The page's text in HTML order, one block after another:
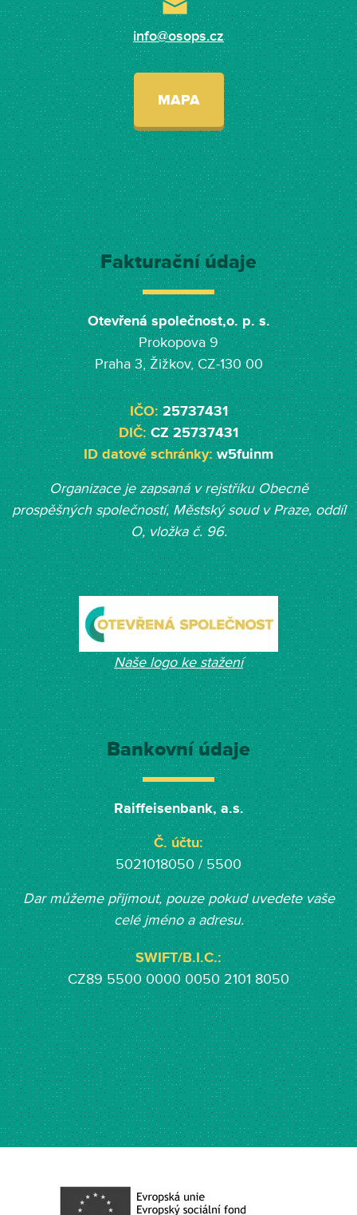
info@osops.cz
MAPA
Fakturační údaje
Otevřená společnost,o. p. s.
Prokopova 9
Praha 3, Žižkov, CZ-130 00
IČO:25737431
DIČ:CZ 25737431
ID datové schránky:w5fuinm
Organizace je zapsaná v rejstříku Obecně
prospěšných společností, Městský soud v Praze, oddíl
O, vložka č. 96.
Naše logo ke stažení
Bankovní údaje
Raiffeisenbank, a.s.
Č. účtu:
5021018050 / 5500
Dar můžeme přijmout, pouze pokud uvedete vaše
celé jméno a adresu.
SWIFT/B.I.C.:
CZ89 5500 0000 0050 2101 8050